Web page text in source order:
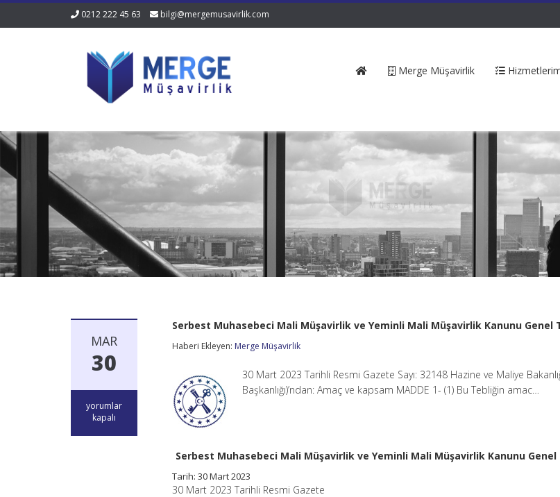
0212 222 45 63 bilgi@mergemusavirlik.com
Merge Müşavirlik
MAR
30
Serbest
Muhasebeci
yorumlar
kapalı
Serbest Muhasebeci Mali Müşavirlik ve Yeminli Mali Müşavirlik Kanunu Genel
Haberi Ekleyen: Merge Müşavirlik
30 Mart 2023 Tarihli Resmi Gazete Sayı: 32148 Hazine ve Maliye
Başkanlığı)’ndan: Amaç ve kapsam MADDE 1- (1) Bu Tebliğin amac…
Serbest Muhasebeci Mali Müşavirlik ve Yeminli Mali Müşavirlik Kanunu Genel
Tarih: 30 Mart 2023
30 Mart 2023 Tarihli Resmi Gazete